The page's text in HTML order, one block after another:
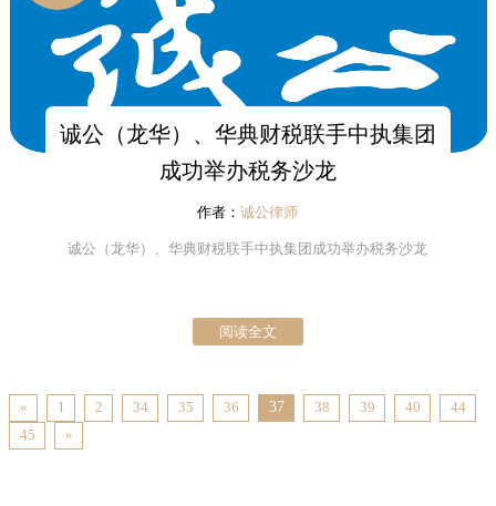
诚公（龙华）、华典财税联手中执集团
成功举办税务沙龙
作者：诚公律师
诚公（龙华）、华典财税联手中执集团成功举办税务沙龙
阅读全文
« 1 2 34 35 36 37 38 39 40
44
45
»